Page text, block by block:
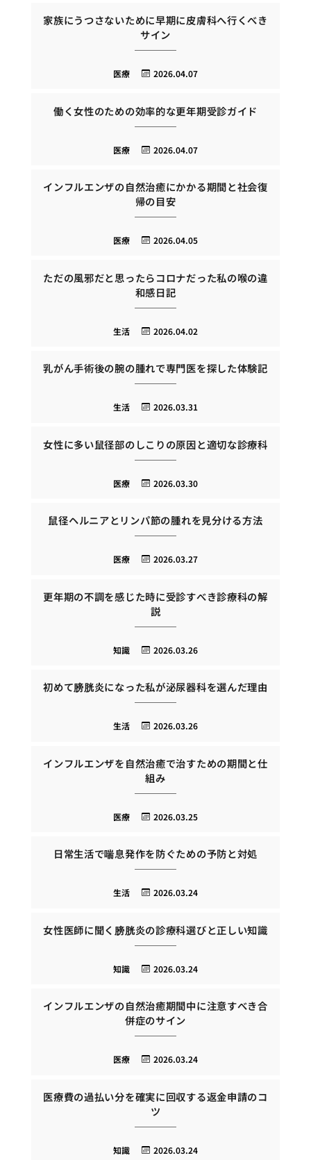
家族にうつさないために早期に皮膚科へ行くべき
サイン
2026.04.07
医療
働く女性のための効率的な更年期受診ガイド
2026.04.07
医療
インフルエンザの自然治癒にかかる期間と社会復
帰の目安
2026.04.05
医療
ただの風邪だと思ったらコロナだった私の喉の違
和感日記
2026.04.02
生活
乳がん手術後の腕の腫れで専門医を探した体験記
2026.03.31
生活
女性に多い鼠径部のしこりの原因と適切な診療科
2026.03.30
医療
鼠径ヘルニアとリンパ節の腫れを見分ける方法
2026.03.27
医療
更年期の不調を感じた時に受診すべき診療科の解
説
2026.03.26
知識
初めて膀胱炎になった私が泌尿器科を選んだ理由
2026.03.26
生活
インフルエンザを自然治癒で治すための期間と仕
組み
2026.03.25
医療
日常生活で喘息発作を防ぐための予防と対処
2026.03.24
生活
女性医師に聞く膀胱炎の診療科選びと正しい知識
2026.03.24
知識
インフルエンザの自然治癒期間中に注意すべき合
併症のサイン
2026.03.24
医療
医療費の過払い分を確実に回収する返金申請のコ
ツ
2026.03.24
知識